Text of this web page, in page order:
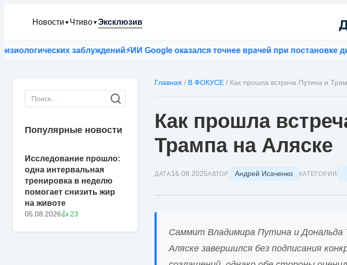
Новости ▼ Чтиво▼Эксклюзив
заблуждений⚡ИИ Google оказался точнее врачей при постановке
Популярные новости
Исследование прошло:
одна интервальная
тренировка в неделю
помогает снизить жир
на животе
05.08.2026👍 23
Главная / В ФОКУСЕ / Как прошла встреча Путина и
Как прошла
Трампа на Аляске
ДАТА16.08.2025АВТОР Андрей Исаченко КАТЕГОРИЯ
Саммит Владимира Путина и Дональда
Аляске завершился без подписания